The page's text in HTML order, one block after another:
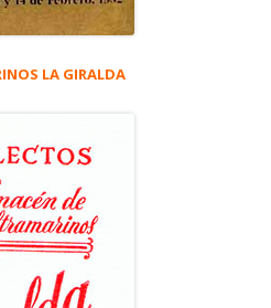
LA GIRALDA